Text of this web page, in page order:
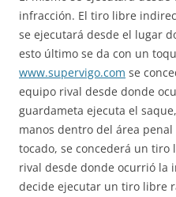
infracción. El tiro libre
se ejecutará desde el lugar
esto último se da con un
www.supervigo.com se
equipo rival desde donde
guardameta ejecuta el
manos dentro del área
tocado, se concederá un
rival desde donde ocurrió la
decide ejecutar un tiro libre